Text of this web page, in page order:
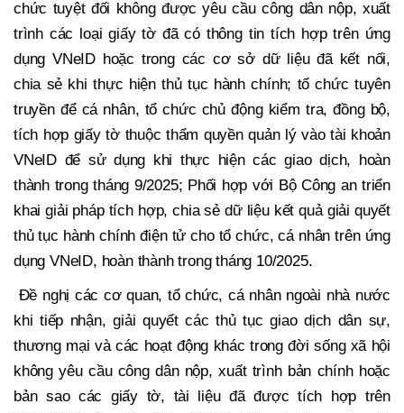
chức tuyệt đối không được yêu cầu công dân nộp, xuất
trình các loại giấy tờ đã có thông tin tích hợp trên ứng
dụng VNeID hoặc trong các cơ sở dữ liệu đã kết nối,
chia sẻ khi thực hiện thủ tục hành chính; tổ chức tuyên
truyền để cá nhân, tổ chức chủ động kiểm tra, đồng bộ,
tích hợp giấy tờ thuộc thẩm quyền quản lý vào tài khoản
VNeID để sử dụng khi thực hiện các giao dịch, hoàn
thành trong tháng 9/2025; Phối hợp với Bộ Công an triển
khai giải pháp tích hợp, chia sẻ dữ liệu kết quả giải quyết
thủ tục hành chính điện tử cho tổ chức, cá nhân trên ứng
dụng VNeID, hoàn thành trong tháng 10/2025.
Đề nghị các cơ quan, tổ chức, cá nhân ngoài nhà nước
khi tiếp nhận, giải quyết các thủ tục giao dịch dân sự,
thương mại và các hoạt động khác trong đời sống xã hội
không yêu cầu công dân nộp, xuất trình bản chính hoặc
bản sao các giấy tờ, tài liệu đã được tích hợp trên